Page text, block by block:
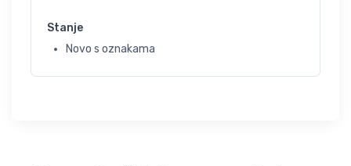
Stanje
Novo s oznakama